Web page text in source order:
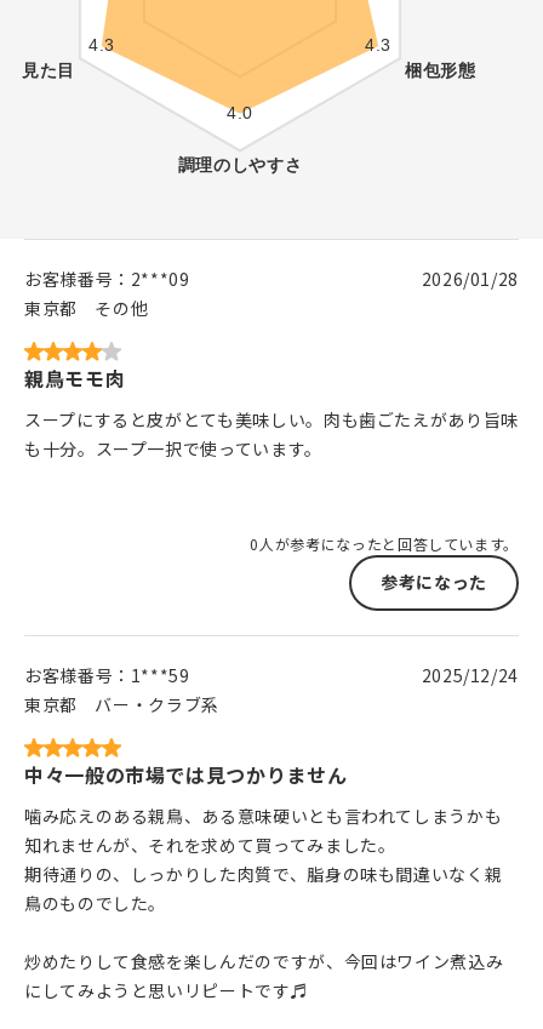
お客様番号： 2***09
東京都
その他
2026/01/28
親鳥モモ肉
スープにすると皮がとても美味しい。肉も歯ごたえがあり旨味
も十分。スープ一択で使っています。
0人が参考になったと回答しています。
参考になった
お客様番号： 1***59
東京都
バー・クラブ系
2025/12/24
中々一般の市場では見つかりません
噛み応えのある親鳥、ある意味硬いとも言われてしまうかも
知れませんが、それを求めて買ってみました。
期待通りの、しっかりした肉質で、脂身の味も間違いなく親
鳥のものでした。
炒めたりして食感を楽しんだのですが、今回はワイン煮込み
にしてみようと思いリピートです♬